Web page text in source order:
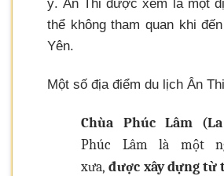
ý. Ân Thi được xem là một
thể không tham quan khi
Yên.
Một số địa điểm du lịch Ân
Chùa Phúc Lâm
Phúc Lâm là một
xưa,được xây dựng từ